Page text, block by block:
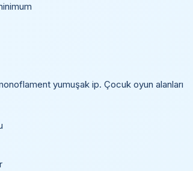
yumuşak ip. Çocuk oyun alanları